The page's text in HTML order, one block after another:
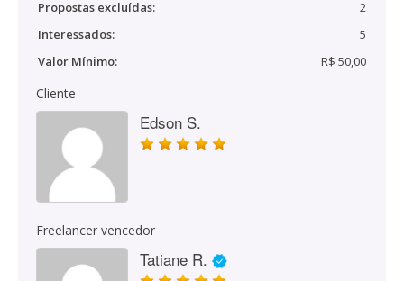
Propostas excluídas:
2
Interessados:
5
Valor Mínimo:
R$ 50,00
Cliente
Edson S.
Freelancer vencedor
Tatiane R.